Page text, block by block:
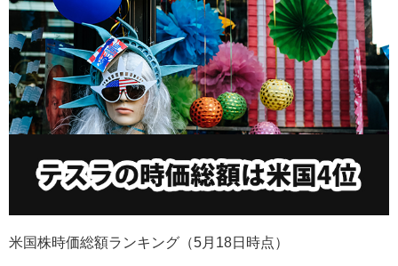
米国株時価総額ランキング（5月18日時点）